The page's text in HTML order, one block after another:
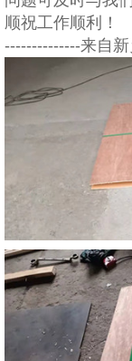
顺祝工作顺利！
--------------来自